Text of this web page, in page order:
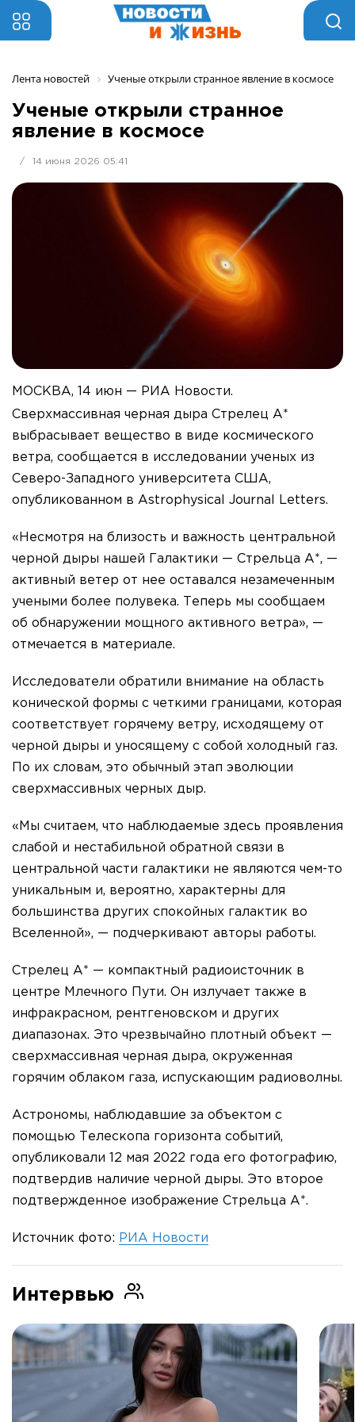
Лента новостей Ученые открыли странное явление в космосе
Ученые открыли странное
явление в космосе
/ 14 июня 2026 05:41
МОСКВА, 14 июн — РИА Новости.
Сверхмассивная черная дыра Стрелец А*
выбрасывает вещество в виде космического
ветра, сообщается в исследовании ученых из
Северо-Западного университета США,
опубликованном в Astrophysical Journal Letters.
«Несмотря на близость и важность центральной
черной дыры нашей Галактики — Стрельца А*, —
активный ветер от нее оставался незамеченным
учеными более полувека. Теперь мы сообщаем
об обнаружении мощного активного ветра», —
отмечается в материале.
Исследователи обратили внимание на область
конической формы с четкими границами, которая
соответствует горячему ветру, исходящему от
черной дыры и уносящему с собой холодный газ.
По их словам, это обычный этап эволюции
сверхмассивных черных дыр.
«Мы считаем, что наблюдаемые здесь проявления
слабой и нестабильной обратной связи в
центральной части галактики не являются чем-то
уникальным и, вероятно, характерны для
большинства других спокойных галактик во
Вселенной», — подчеркивают авторы работы.
Стрелец А* — компактный радиоисточник в
центре Млечного Пути. Он излучает также в
инфракрасном, рентгеновском и других
диапазонах. Это чрезвычайно плотный объект —
сверхмассивная черная дыра, окруженная
горячим облаком газа, испускающим радиоволны.
Астрономы, наблюдавшие за объектом с
помощью Телескопа горизонта событий,
опубликовали 12 мая 2022 года его фотографию,
подтвердив наличие черной дыры. Это второе
подтвержденное изображение Стрельца А*.
Источник фото: РИА Новости
Интервью